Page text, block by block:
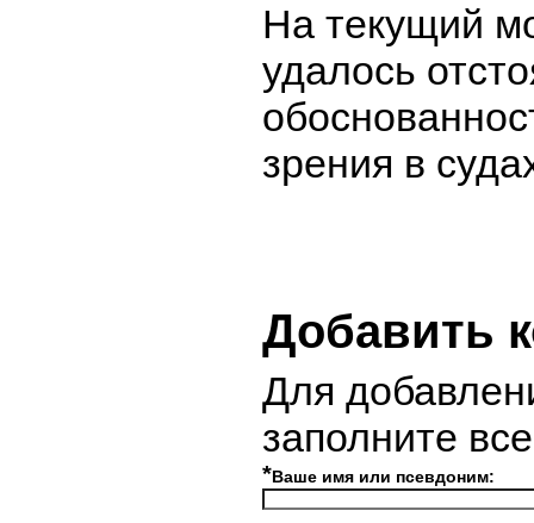
На текущий
удалось
зрения в
Добавить
Для
заполните
*Ваше имя или псевдоним: